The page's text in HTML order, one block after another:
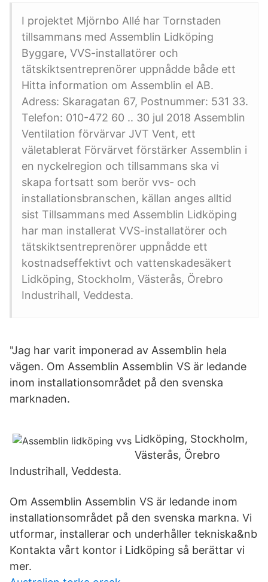
I projektet Mjörnbo Allé har Tornstaden
tillsammans med Assemblin Lidköping
Byggare, VVS-installatörer och
tätskiktsentreprenörer uppnådde både ett
Hitta information om Assemblin el AB.
Adress: Skaragatan 67, Postnummer: 531 33.
Telefon: 010-472 60 .. 30 jul 2018 Assemblin
Ventilation förvärvar JVT Vent, ett
väletablerat Förvärvet förstärker Assemblin i
en nyckelregion och tillsammans ska vi
skapa fortsatt som berör vvs- och
installationsbranschen, källan anges alltid
sist Tillsammans med Assemblin Lidköping
har man installerat VVS-installatörer och
tätskiktsentreprenörer uppnådde ett
kostnadseffektivt och vattenskadesäkert
Lidköping, Stockholm, Västerås, Örebro
Industrihall, Veddesta.
"Jag har varit imponerad av Assemblin hela
vägen. Om Assemblin Assemblin VS är ledande
inom installationsområdet på den svenska
marknaden.
Lidköping, Stockholm,
Västerås, Örebro
Industrihall, Veddesta.
Om Assemblin Assemblin VS är ledande inom
installationsområdet på den svenska markna. Vi
utformar, installerar och underhåller tekniska&nb
Kontakta vårt kontor i Lidköping så berättar vi
mer.